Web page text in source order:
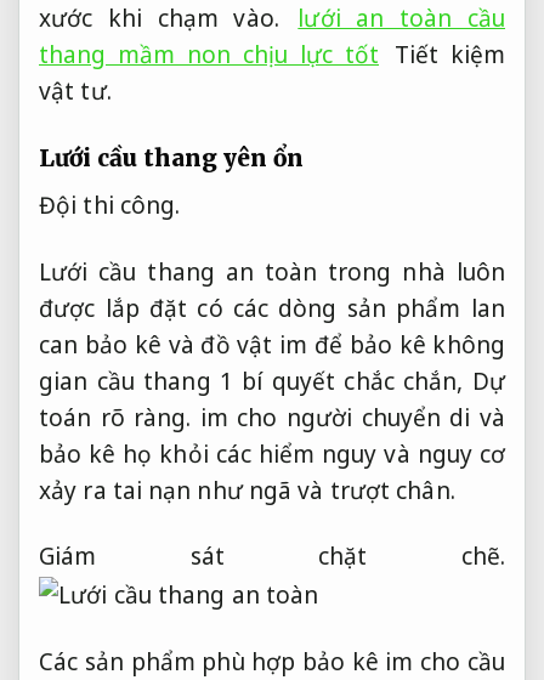
xước khi chạm vào.
lưới an toàn cầu
thang mầm non chịu lực tốt Tiết kiệm
vật tư.
Lưới cầu thang yên ổn
Đội thi công.
Lưới cầu thang an toàn trong nhà luôn
được lắp đặt có các dòng sản phẩm lan
can bảo kê và đồ vật im để bảo kê không
gian cầu thang 1 bí quyết chắc chắn, Dự
toán rõ ràng. im cho người chuyển di và
bảo kê họ khỏi các hiểm nguy và nguy cơ
xảy ra tai nạn như ngã và trượt chân.
Giám sát chặt chẽ.
Các sản phẩm phù hợp bảo kê im cho cầu